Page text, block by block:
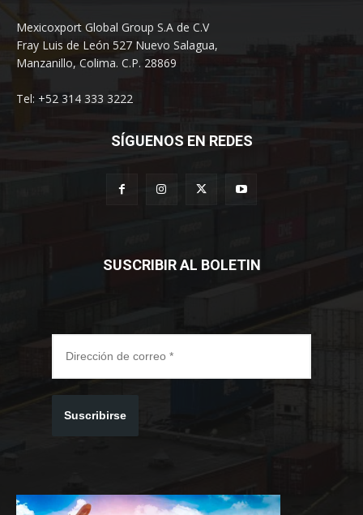
Mexicoxport Global Group S.A de C.V
Fray Luis de León 527 Nuevo Salagua,
Manzanillo, Colima. C.P. 28869
Tel: +52 314 333 3222
SÍGUENOS EN REDES
SUSCRIBIR AL BOLETIN
Suscribirse